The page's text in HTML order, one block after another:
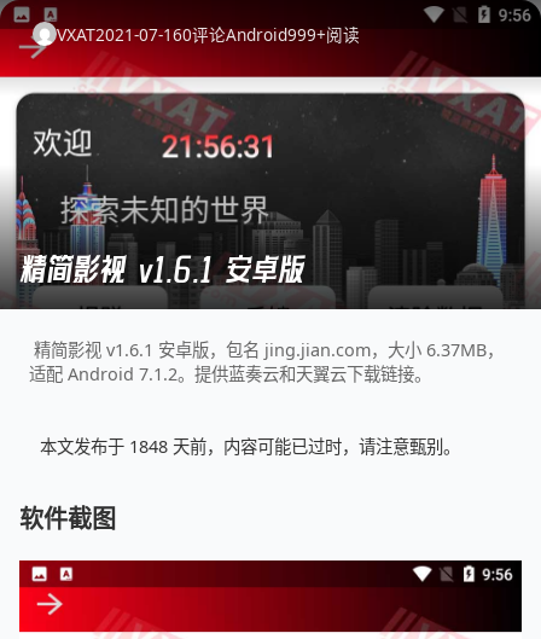
VXAT2021-07-160评论Android999+阅读
精简影视 v1.6.1 安卓版
精简影视 v1.6.1 安卓版，包名 jing.jian.com，大小 6.37MB，
适配 Android 7.1.2。提供蓝奏云和天翼云下载链接。
本文发布于 1848 天前，内容可能已过时，请注意甄别。
软件截图